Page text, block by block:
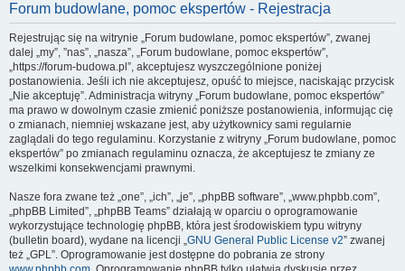
Forum budowlane, pomoc ekspertów - Rejestracja
Rejestrując się na witrynie „Forum budowlane, pomoc ekspertów”, zwanej
dalej „my”, ”nas”, „nasza”, „Forum budowlane, pomoc ekspertów”,
„https://forum-budowa.pl”, akceptujesz wyszczególnione poniżej
postanowienia. Jeśli ich nie akceptujesz, opuść to miejsce, naciskając przycisk
„Nie akceptuję”. Administracja witryny „Forum budowlane, pomoc ekspertów”
ma prawo w dowolnym czasie zmienić poniższe postanowienia, informując cię
o zmianach, niemniej wskazane jest, aby użytkownicy sami regularnie
zaglądali do tego regulaminu. Korzystanie z witryny „Forum budowlane, pomoc
ekspertów” po zmianach regulaminu oznacza, że akceptujesz te zmiany ze
wszelkimi konsekwencjami prawnymi.
Nasze fora zwane też „one”, „ich”, „je”, „phpBB software”, „www.phpbb.com”,
„phpBB Limited”, „phpBB Teams” działają w oparciu o oprogramowanie
wykorzystujące technologię phpBB, która jest środowiskiem typu witryny
(bulletin board), wydane na licencji „GNU General Public License v2” zwanej
też „GPL”. Oprogramowanie jest dostępne do pobrania ze strony